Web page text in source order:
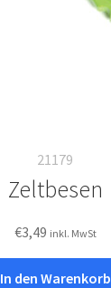
21179
Zeltbesen
€3,49 inkl. MwSt
In den Warenkorb